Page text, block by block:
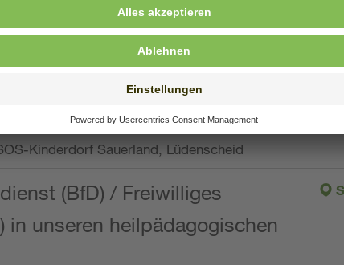
Immenreuth
SOS-Kinderdorf Düsseldorf
Kinderdorf Sauerland, Lüdenscheid
(BfD) / Freiwilliges
in unseren heilpädagogischen